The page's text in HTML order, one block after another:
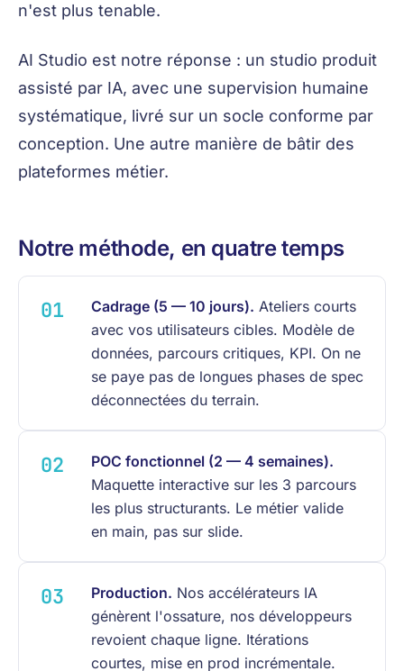
n'est plus tenable.
AI Studio est notre réponse : un studio produit
assisté par IA, avec une supervision humaine
systématique, livré sur un socle conforme par
conception. Une autre manière de bâtir des
plateformes métier.
Notre méthode, en quatre temps
Cadrage (5 — 10 jours). Ateliers courts
avec vos utilisateurs cibles. Modèle de
données, parcours critiques, KPI. On ne
se paye pas de longues phases de spec
déconnectées du terrain.
POC fonctionnel (2 — 4 semaines).
Maquette interactive sur les 3 parcours
les plus structurants. Le métier valide
en main, pas sur slide.
Production. Nos accélérateurs IA
génèrent l'ossature, nos développeurs
revoient chaque ligne. Itérations
courtes, mise en prod incrémentale.